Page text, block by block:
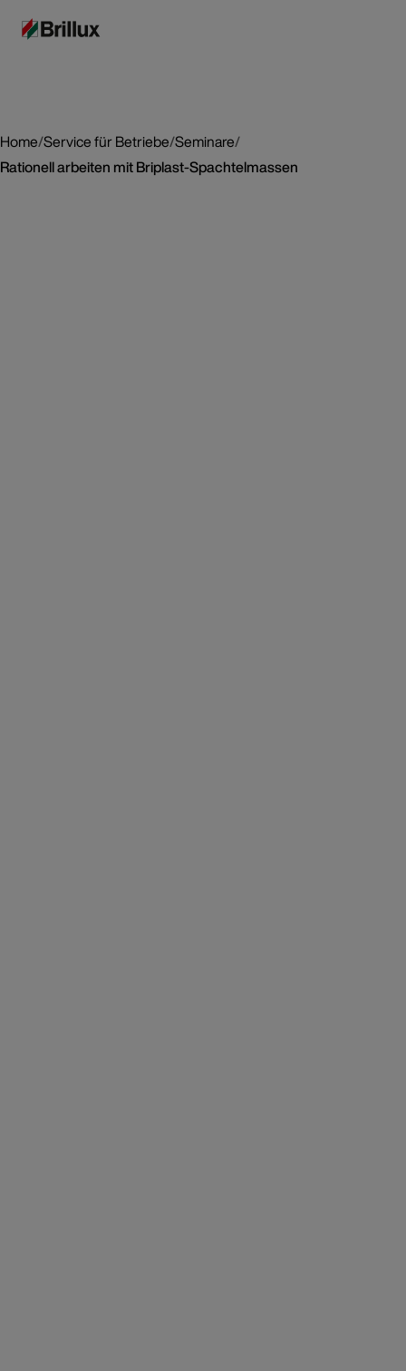
Home/Service für Betriebe/Seminare/
Rationell arbeiten mit Briplast-Spachtelmassen